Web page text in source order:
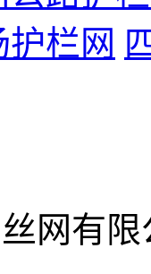
护栏网
网有限